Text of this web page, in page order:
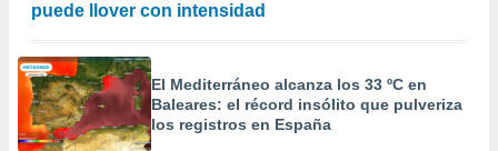
puede llover con intensidad
El Mediterráneo alcanza los 33 ºC en
Baleares: el récord insólito que pulveriza
los registros en España